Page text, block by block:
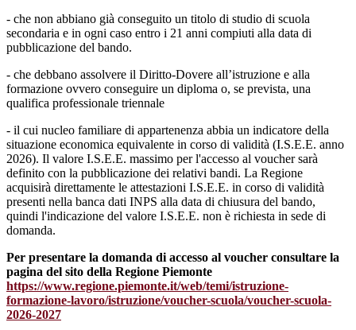
- che non abbiano già conseguito un titolo di studio di scuola
secondaria e in ogni caso entro i 21 anni compiuti alla data di
pubblicazione del bando.
- che debbano assolvere il Diritto-Dovere all’istruzione e alla
formazione ovvero conseguire un diploma o, se prevista, una
qualifica professionale triennale
- il cui nucleo familiare di appartenenza abbia un indicatore della
situazione economica equivalente in corso di validità (I.S.E.E. anno
2026). Il valore I.S.E.E. massimo per l'accesso al voucher sarà
definito con la pubblicazione dei relativi bandi. La Regione
acquisirà direttamente le attestazioni I.S.E.E. in corso di validità
presenti nella banca dati INPS alla data di chiusura del bando,
quindi l'indicazione del valore I.S.E.E. non è richiesta in sede di
domanda.
Per presentare la domanda di accesso al voucher consultare la
pagina del sito della Regione Piemonte
https://www.regione.piemonte.it/web/temi/istruzione-
formazione-lavoro/istruzione/voucher-scuola/voucher-scuola-
2026-2027